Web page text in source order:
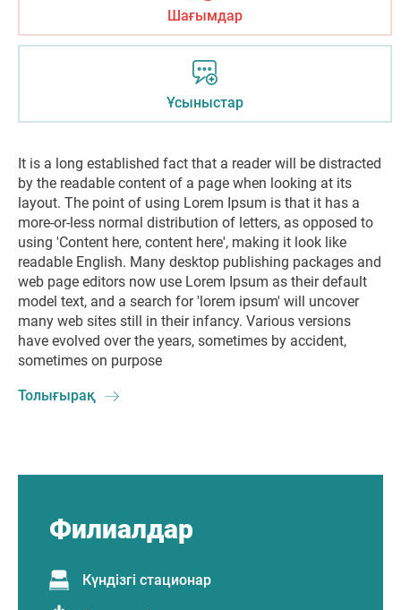
Шағымдар
Ұсыныстар
It is a long established fact that a reader will be distracted
by the readable content of a page when looking at its
layout. The point of using Lorem Ipsum is that it has a
more-or-less normal distribution of letters, as opposed to
using 'Content here, content here', making it look like
readable English. Many desktop publishing packages and
web page editors now use Lorem Ipsum as their default
model text, and a search for 'lorem ipsum' will uncover
many web sites still in their infancy. Various versions
have evolved over the years, sometimes by accident,
sometimes on purpose
Толығырақ
Филиалдар
Күндізгі стационар